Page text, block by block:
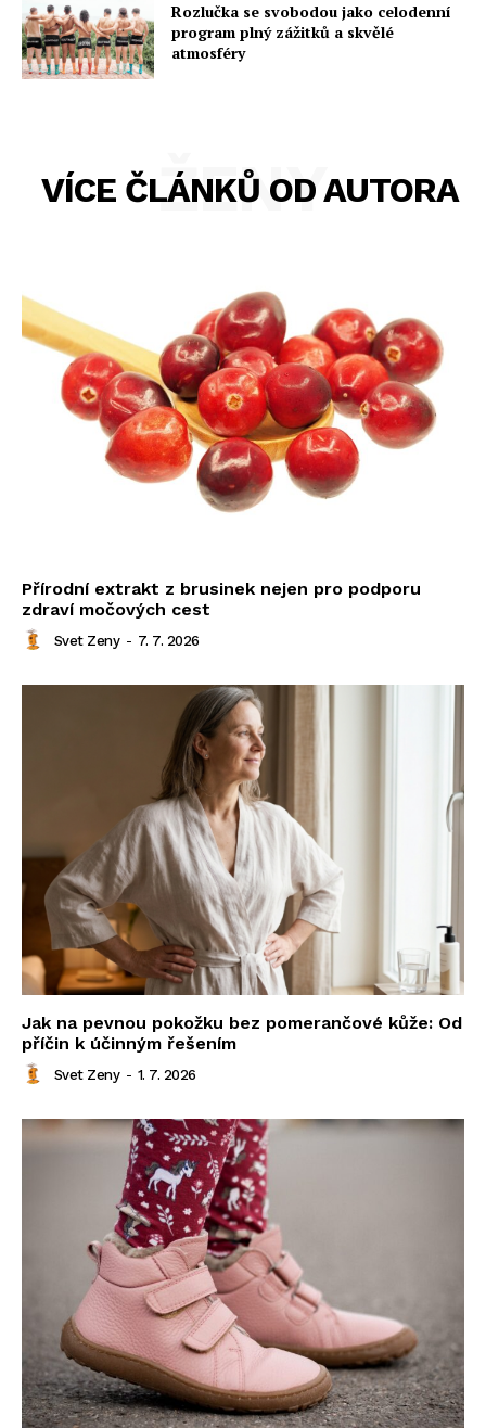
Rozlučka se svobodou jako celodenní
program plný zážitků a skvělé
atmosféry
VÍCE ČLÁNKŮ OD AUTORA
ŽENY
Přírodní extrakt z brusinek nejen pro podporu
zdraví močových cest
Svet Zeny - 7. 7. 2026
Jak na pevnou pokožku bez pomerančové kůže: Od
příčin k účinným řešením
Svet Zeny - 1. 7. 2026